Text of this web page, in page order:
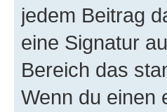
jedem Beitrag
eine Signatur
Bereich das
Wenn du einen